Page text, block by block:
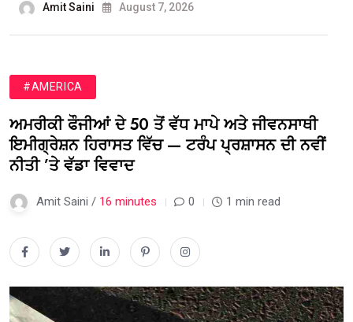
Amit Saini August 7, 2026
#AMERICA
ਅਮਰੀਕੀ ਫੌਜੀਆਂ ਦੇ 50 ਤੋਂ ਵੱਧ ਮਾਪੇ ਅਤੇ ਜੀਵਨਸਾਥੀ
ਇਮੀਗ੍ਰੇਸ਼ਨ ਹਿਰਾਸਤ ਵਿੱਚ — ਟਰੰਪ ਪ੍ਰਸ਼ਾਸਨ ਦੀ ਨਵੀਂ
ਨੀਤੀ ’ਤੇ ਵੱਡਾ ਵਿਵਾਦ
Amit Saini / 16 minutes 0 1 min read